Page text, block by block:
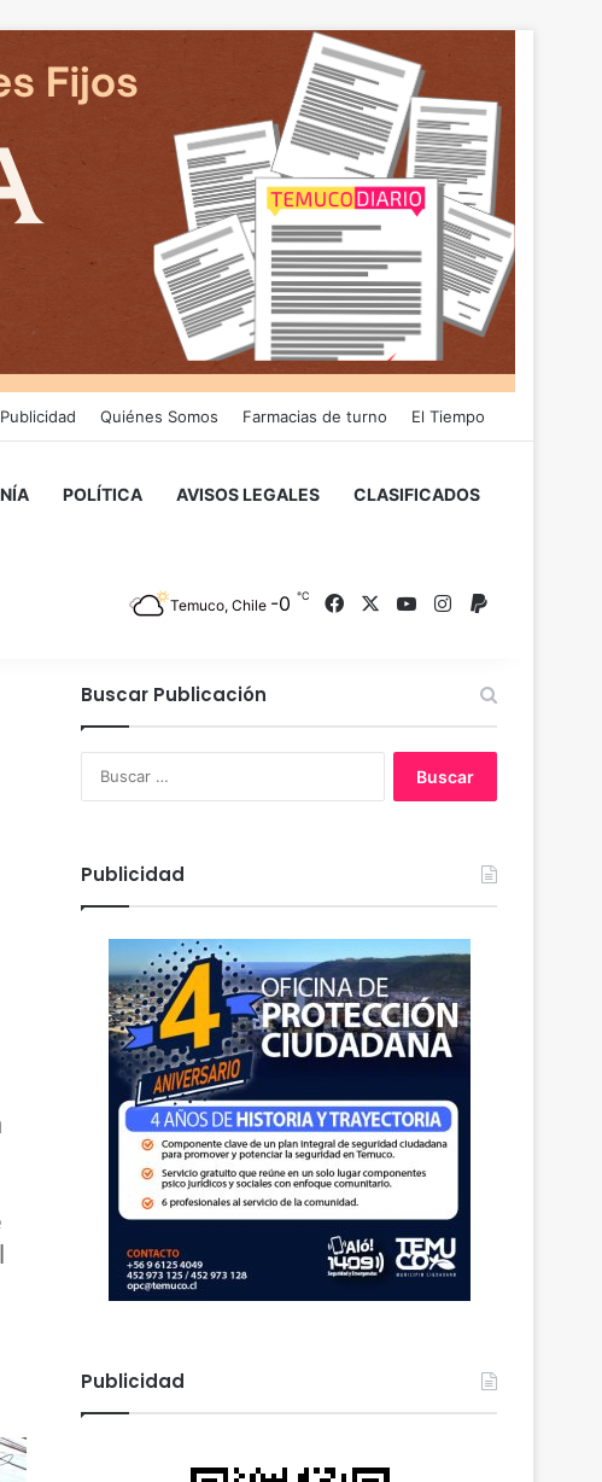
Publicidad Quiénes Somos Farmacias de turno El Tiempo
POLÍTICA AVISOS LEGALES CLASIFICADOS
Temuco, Chile -0 ℃ Facebook YouTubeInstagram
Buscar Publicación
Publicidad
Publicidad